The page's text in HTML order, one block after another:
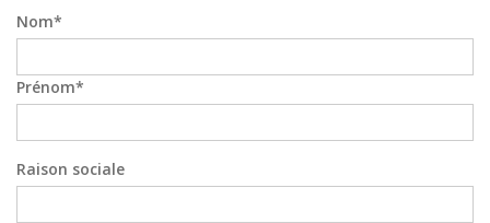
Nom
Prénom
Raison sociale